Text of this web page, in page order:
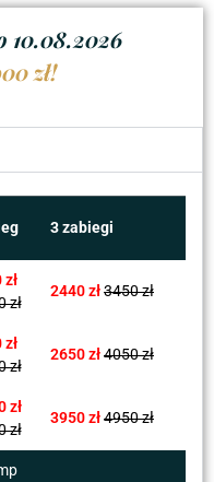
10.08.2026
zł!
3 zabiegi
zł
2440 zł3450 zł
zł
2650 zł4050 zł
zł
zł
3950 zł4950 zł